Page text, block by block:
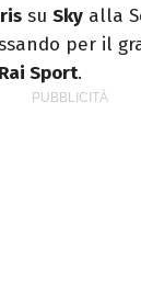
su Sky alla
per il
Rai Sport.